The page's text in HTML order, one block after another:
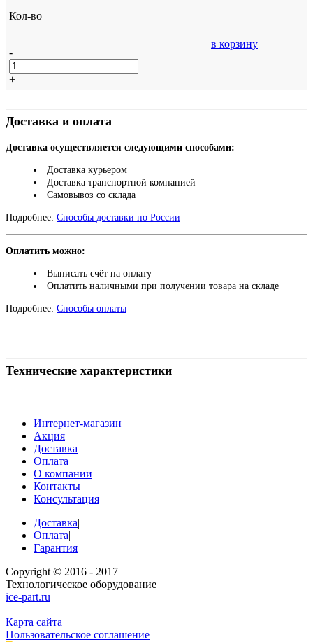
Кол-во
-
+
в корзину
Доставка и оплата
Доставка осуществляется следующими способами:
Доставка курьером
Доставка транспортной компанией
Самовывоз со склада
Подробнее: Способы доставки по России
Оплатить можно:
Выписать счёт на оплату
Оплатить наличными при получении товара на складе
Подробнее: Способы оплаты
Технические характеристики
Интернет-магазин
Акция
Доставка
Оплата
О компании
Контакты
Консультация
Доставка|
Оплата|
Гарантия
Copyright © 2016 - 2017
Технологическое оборудование
ice-part.ru
Карта сайта
Пользовательское соглашение